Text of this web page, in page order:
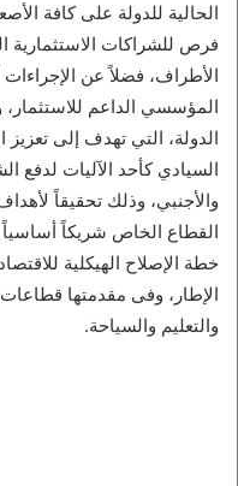
الحالية للدولة على كافة
فرص للشراكات الاستثمارية
الأطراف، فضلاً عن الإجراءات
المؤسسي الداعم
الدولة، التي تهدف إلى
السيادي كأحد الآليات لدفع
والأجنبي، وذلك تحقيقاً
القطاع الخاص شريكاً أساسياً
خطة الإصلاح الهيكلية
الإطار، وفى مقدمتها
والتعليم والسياحة.